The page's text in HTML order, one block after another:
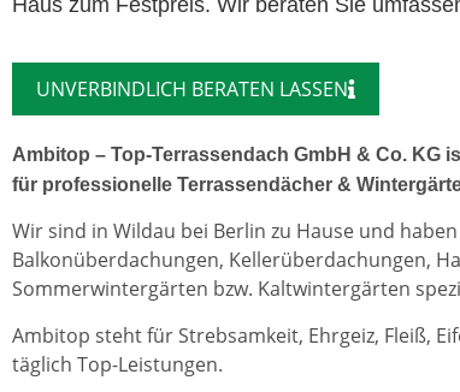
UNVERBINDLICH BERATEN LASSEN
Ambitop – Top-Terrassendach GmbH & Co. KG
für professionelle Terrassendächer &
Wir sind in Wildau bei Berlin zu Hause und
Balkonüberdachungen, Kellerüberdachungen,
Sommerwintergärten bzw. Kaltwintergärten
Ambitop steht für Strebsamkeit, Ehrgeiz, Fleiß,
täglich Top-Leistungen.